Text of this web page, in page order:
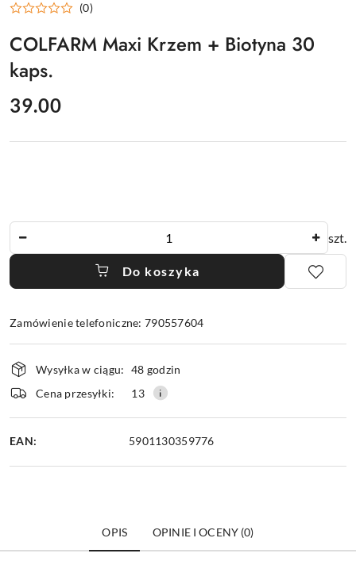
(0)
COLFARM Maxi Krzem + Biotyna 30
kaps.
cena:
39.00
szt.
Do koszyka
Zamówienie telefoniczne: 790557604
Dostępność
i
dostawa
Wysyłka w ciągu: 48 godzin
Cena przesyłki:
13
EAN: 5901130359776
OPIS OPINIE I OCENY (0)